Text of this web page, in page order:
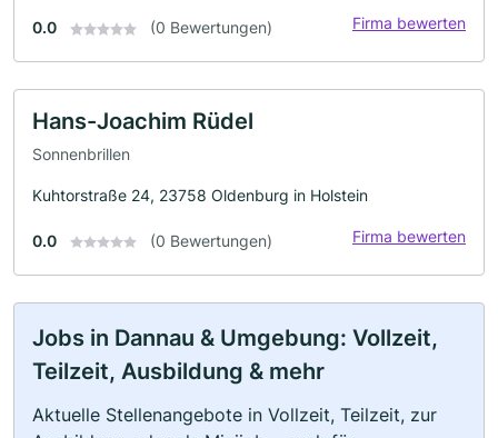
0.0 (0 Bewertungen) Firma bewerten
Hans-Joachim Rüdel
Sonnenbrillen
Kuhtorstraße 24, 23758 Oldenburg in Holstein
0.0 (0 Bewertungen) Firma bewerten
Jobs in Dannau & Umgebung: Vollzeit,
Teilzeit, Ausbildung & mehr
Aktuelle Stellenangebote in Vollzeit, Teilzeit, zur